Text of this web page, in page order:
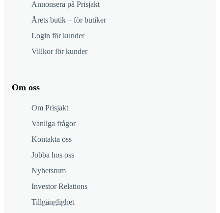
Annonsera på Prisjakt
Årets butik – för butiker
Login för kunder
Villkor för kunder
Om oss
Om Prisjakt
Vanliga frågor
Kontakta oss
Jobba hos oss
Nyhetsrum
Investor Relations
Tillgänglighet